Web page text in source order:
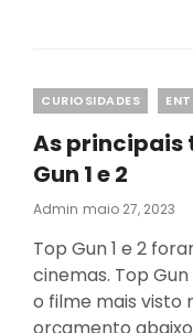
Categories
CURIOSIDADES
As principais
Gun 1 e 2
Admin Posted
Maio 27, 2023
Top Gun 1 e 2
cinemas. Top
o filme mais visto